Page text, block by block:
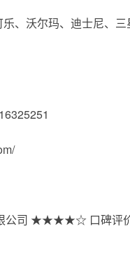
、沃尔玛、迪士尼、
公司 ★★★★☆ 口碑评